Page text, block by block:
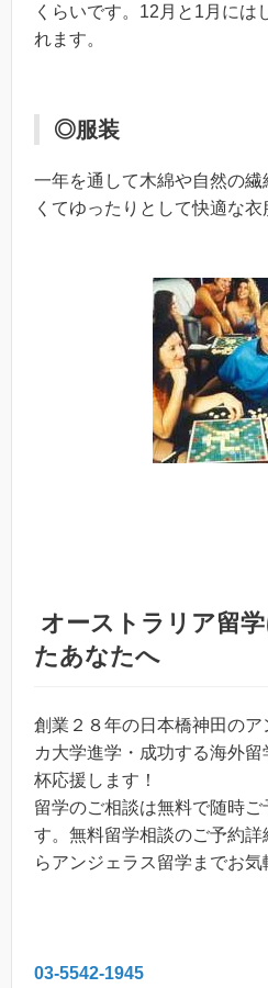
くらいです。12月と1月には
れます。
◎服装
一年を通して木綿や自然の
くてゆったりとして快適な衣
オーストラリア留学
たあなたへ
創業２８年の日本橋神田のア
カ大学進学・成功する海外
杯応援します！
留学のご相談は無料で随時ご
す。無料留学相談のご予約詳
らアンジェラス留学までお気
03-5542-1945